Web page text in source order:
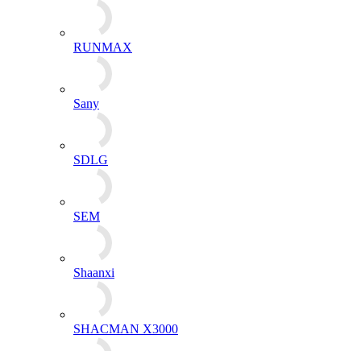
RUNMAX
Sany
SDLG
SEM
Shaanxi
SHACMAN X3000